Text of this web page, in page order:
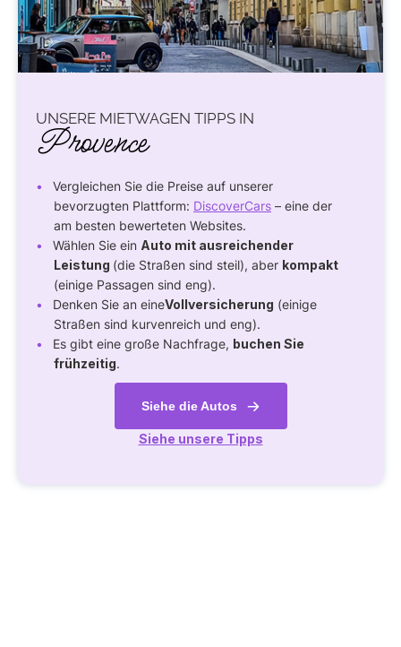
UNSERE MIETWAGEN TIPPS IN
Provence
Vergleichen Sie die Preise auf unserer
bevorzugten Plattform: DiscoverCars – eine der
am besten bewerteten Websites.
Wählen Sie ein Auto mit ausreichender
Leistung (die Straßen sind steil), aber kompakt
(einige Passagen sind eng).
Denken Sie an eineVollversicherung (einige
Straßen sind kurvenreich und eng).
Es gibt eine große Nachfrage, buchen Sie
frühzeitig.
Siehe die Autos
Siehe unsere Tipps